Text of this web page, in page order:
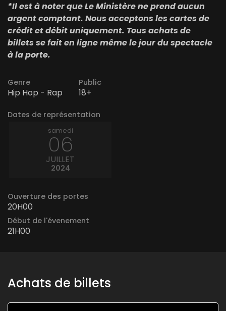
*Il est à noter que Le Ministère ne prend aucun
argent comptant. Nous acceptons les cartes de
crédit et débit uniquement. Tous achats de
billets se fait en ligne même le jour du spectacle
à la porte.
Genre
Hip Hop - Rap
Public
18+
Dates de représentation
samedi
06
JUILLET
2024
Ouverture des portes
20H00
Début de l'évenement
21H00
Achats de billets